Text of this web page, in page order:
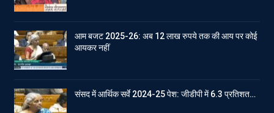
आम बजट 2025-26: अब 12 लाख रुपये तक की आय पर कोई
आयकर नहीं
संसद में आर्थिक सर्वे 2024-25 पेश: जीडीपी में 6.3 प्रतिशत…